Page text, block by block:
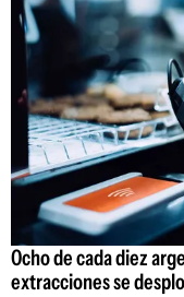
Ocho de cada diez
extracciones se